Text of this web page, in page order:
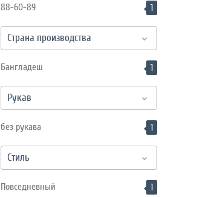
88-60-89 1
Страна производства
Бангладеш 1
Рукав
без рукава 1
Стиль
Повседневный 1